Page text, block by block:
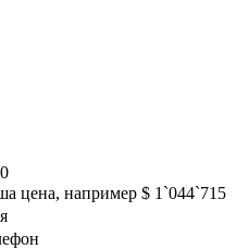
цена, например $ 1`044`715